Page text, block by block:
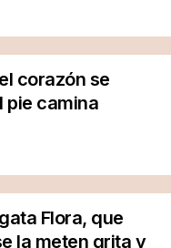
corazón se
pie camina
Flora, que
la meten grita y